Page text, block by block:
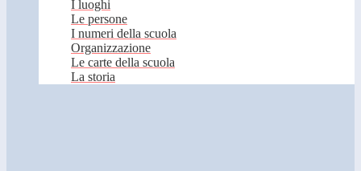
I luoghi
Le persone
I numeri della scuola
Organizzazione
Le carte della scuola
La storia